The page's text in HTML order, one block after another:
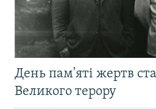
День пам'яті жертв
Великого терору